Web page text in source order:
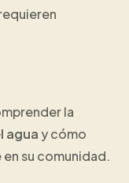
la
agua y cómo
su comunidad.